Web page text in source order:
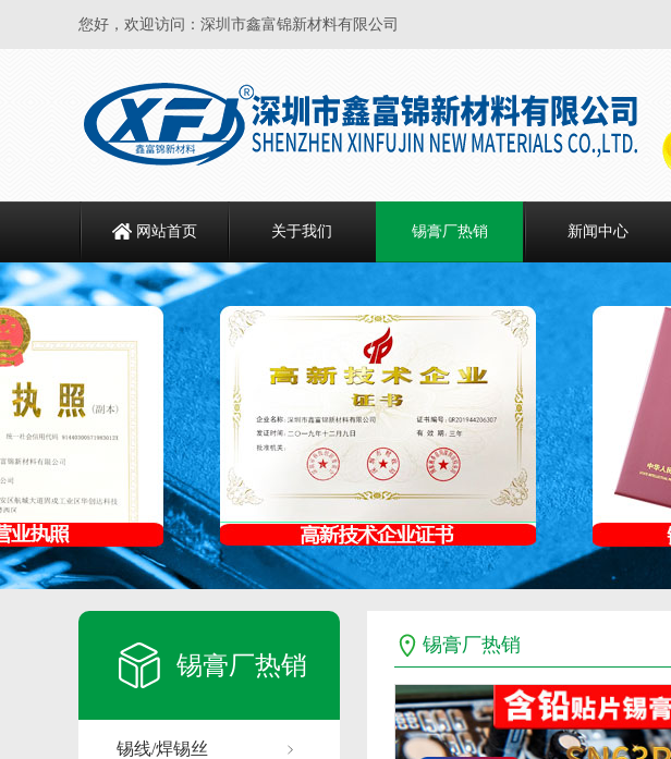
您好，欢迎访问：深圳市鑫富锦新材料有限公司
网站首页 关于我们 锡膏厂热销 新闻中心
锡膏厂热销
锡线/焊锡丝
锡膏厂热销